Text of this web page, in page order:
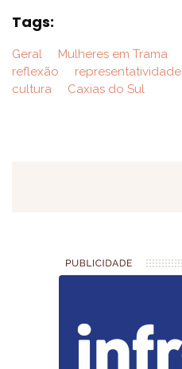
Tags:
Geral Mulheres em Trama
reflexão
representatividade
cultura
Caxias do Sul